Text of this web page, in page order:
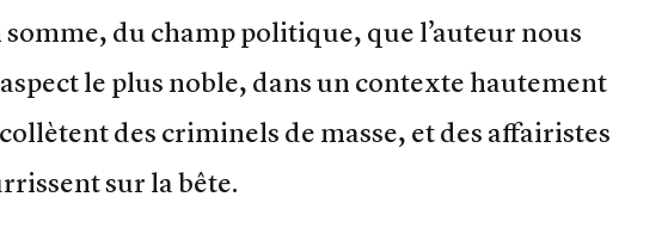
du champ politique, que l’auteur nous
le plus noble, dans un contexte hautement
des criminels de masse, et des affairistes
sur la bête.